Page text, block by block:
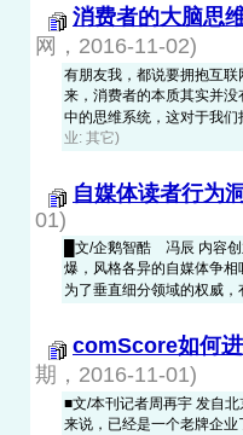
消费者的大脑思
网，2016-11-02)
有朋友我，都说要拥抱互
来，消费者的本质其实并
中的思维系统，这对于我
业: 其它)
自媒体读者行为
01)
█文/企鹅智酷 冯辰 内容
爆，风格各异的自媒体争
为了垂直细分领域的权威
comScore如何
期，2016-11-01)
■文/本刊记者周再宇 发自
来说，已经是一个老牌企业